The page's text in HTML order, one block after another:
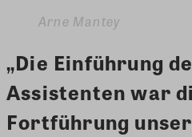
Arne Mantey
„Die Einführung
Assistenten war
Fortführung